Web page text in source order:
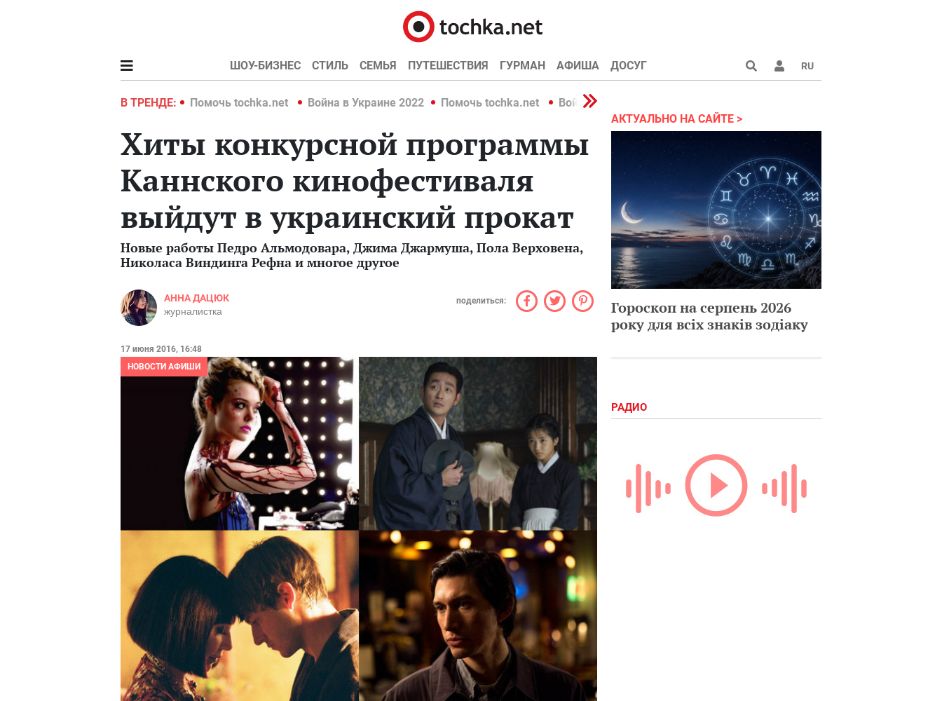
ШОУ-БИЗНЕС СТИЛЬ СЕМЬЯ ПУТЕШЕСТВИЯ ГУРМАН АФИША ДОСУГ RU
В ТРЕНДЕ:
Война в Украине 2022 Помочь tochka.net Война в Украине 2022 Помочь tochka.net Война в Украине 2022
Хиты конкурсной программы
Каннского кинофестиваля
выйдут в украинский прокат
Новые работы Педро Альмодовара, Джима Джармуша, Пола Верховена,
Николаса Виндинга Рефна и многое другое
АННА ДАЦЮК
журналистка
поделиться:
17 июня 2016, 16:48
НОВОСТИ АФИШИ
АКТУАЛЬНО НА САЙТЕ
Гороскоп на серпень 2026
року для всіх знаків зодіаку
РАДИО